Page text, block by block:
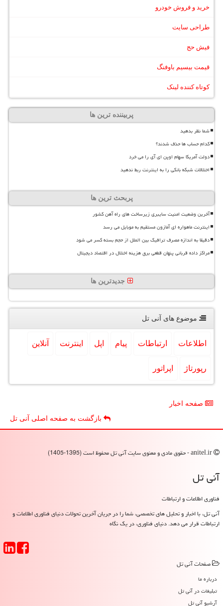
خرید و فروش خودرو
طراحی سایت
فیش حج
قیمت بیسیم باوفنگ
کوتاه کننده لینک
پربیننده ترین ها
شما نظر بدهید
کدام حساب ها حذف شدند؟
دولت آمریکا سهام اوپن ای آی را می خرد
اختلالات شبکه بانکی را به اینترنت ربط ندهید
پربحث ترین ها
آخرین وضعیت امنیت سایبری زیرساخت های راه آهن کشور
اینترنت ماهواره ای آمازون مستقیم به موبایل می رسد
دقیقا به اندازه مصرف ترافیک بین الملل از حجم بسته کسر می شود
مراکز داده قربانی پنهان قطعی برق هزینه اختلال در اقتصاد دیجیتال
جدیدترین ها
موضوع های آنی تل
اطلاعات ارتباطات پیام اپل اینترنت آنلاین
رپورتاژ اپراتور
صفحه اخبار
بازگشت به صفحه اصلی آنی تل
آنی تل
فناوری اطلاعات و ارتباطات
آنی تل، با اخبار و تحلیل های تخصصی، شما را در جریان آخرین تحولات دنیای فناوری اطلاعات و
ارتباطات قرار می دهد. دنیای فناوری، در یک نگاه
صفحات آنی تل
درباره ما
تبلیغات در آنی تل
آرشیو آنی تل